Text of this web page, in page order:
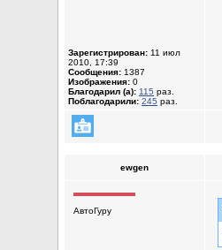
Зарегистрирован: 11 июл
2010, 17:39
Сообщения: 1387
Изображения: 0
Благодарил (а): 115 раз.
Поблагодарили: 245 раз.
ewgen
АвтоГуру